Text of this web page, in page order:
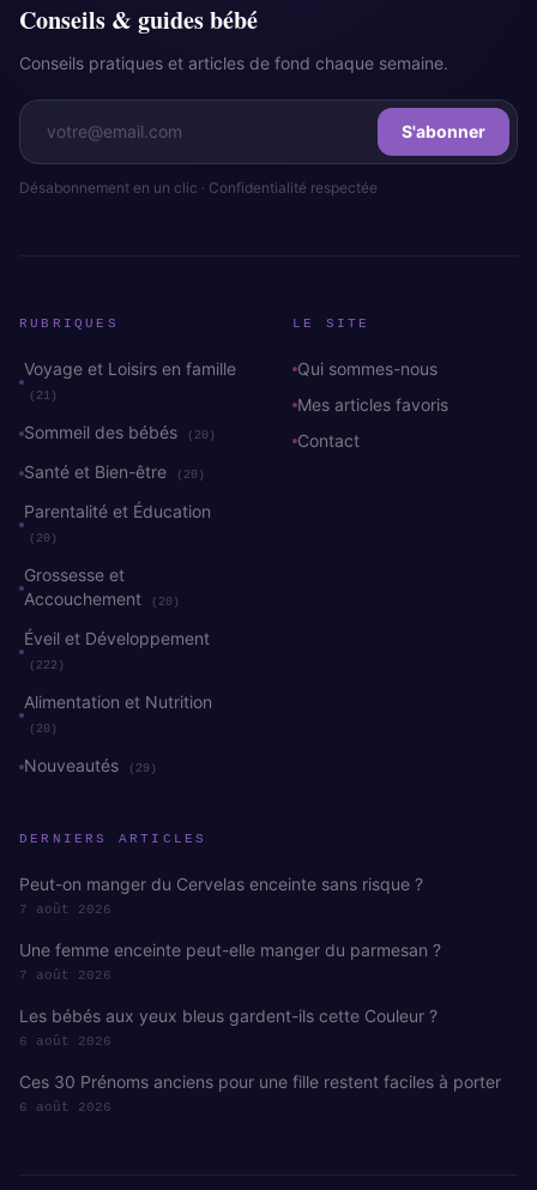
Conseils & guides bébé
Conseils pratiques et articles de fond chaque semaine.
S'abonner
Désabonnement en un clic · Confidentialité respectée
RUBRIQUES
Voyage et Loisirs en famille
(21)
Sommeil des bébés (20)
Santé et Bien-être (20)
Parentalité et Éducation
(20)
Grossesse et
Accouchement
(20)
Éveil et Développement
(222)
Alimentation et Nutrition
(20)
Nouveautés (29)
LE SITE
Qui sommes-nous
Mes articles favoris
Contact
DERNIERS ARTICLES
Peut-on manger du Cervelas enceinte sans risque ?
7 août 2026
Une femme enceinte peut-elle manger du parmesan ?
7 août 2026
Les bébés aux yeux bleus gardent-ils cette Couleur ?
6 août 2026
Ces 30 Prénoms anciens pour une fille restent faciles à porter
6 août 2026